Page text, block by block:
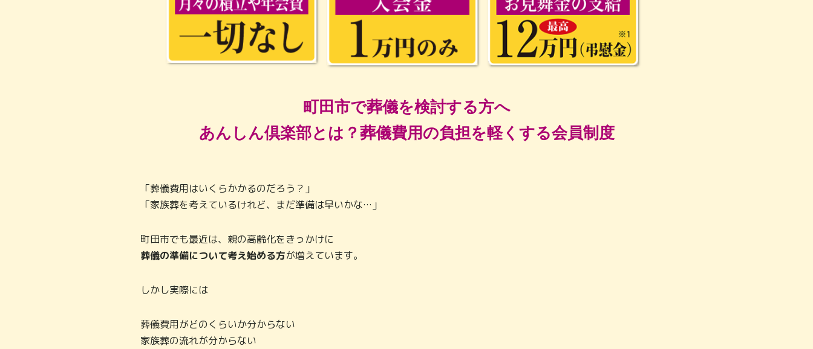
町田市で葬儀を検討する方へ
あんしん倶楽部とは？葬儀費用の負担を軽くする会員制度
「葬儀費用はいくらかかるのだろう？」
「家族葬を考えているけれど、まだ準備は早いかな…」
町田市でも最近は、親の高齢化をきっかけに
葬儀の準備について考え始める方が増えています。
しかし実際には
葬儀費用がどのくらいか分からない
家族葬の流れが分からない